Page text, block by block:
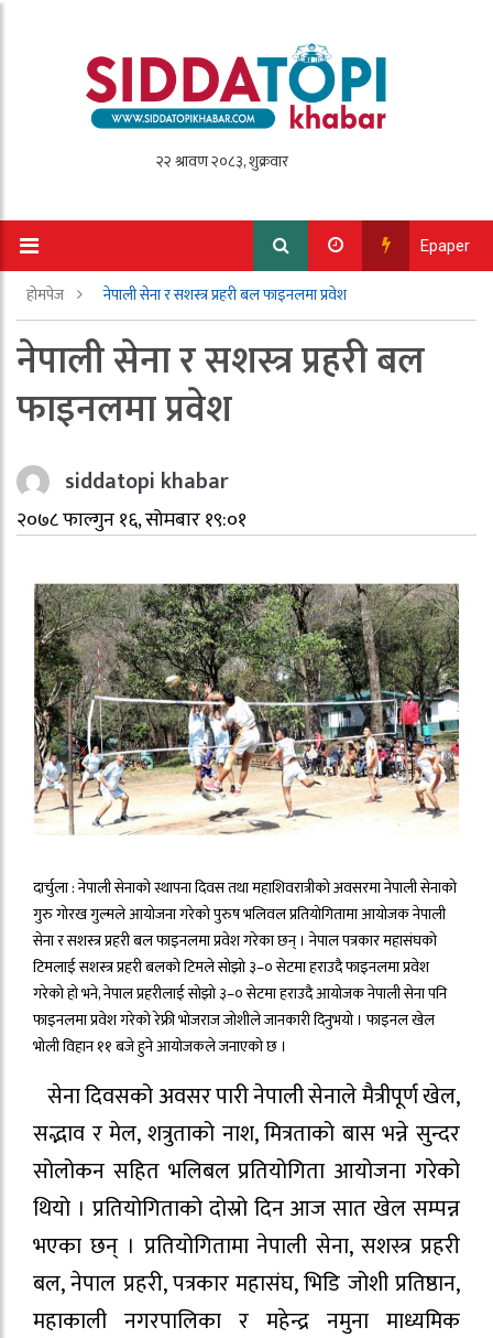
Epaper
होमपेज नेपाली सेना र सशस्त्र प्रहरी बल फाइनलमा प्रवेश
नेपाली सेना र सशस्त्र प्रहरी बल
फाइनलमा प्रवेश
siddatopi khabar
२०७८ फाल्गुन १६, सोमबार १९:०१
दार्चुला : नेपाली सेनाको स्थापना दिवस तथा महाशिवरात्रीको अवसरमा नेपाली सेनाको
गुरु गोरख गुल्मले आयोजना गरेको पुरुष भलिवल प्रतियोगितामा आयोजक नेपाली
सेना र सशस्त्र प्रहरी बल फाइनलमा प्रवेश गरेका छन् । नेपाल पत्रकार महासंघको
टिमलाई सशस्त्र प्रहरी बलको टिमले सोझो ३–० सेटमा हराउदै फाइनलमा प्रवेश
गरेको हो भने, नेपाल प्रहरीलाई सोझो ३–० सेटमा हराउदै आयोजक नेपाली सेना पनि
फाइनलमा प्रवेश गरेको रेफ्री भोजराज जोशीले जानकारी दिनुभयो । फाइनल खेल
भोली विहान ११ बजे हुने आयोजकले जनाएको छ ।
सेना दिवसको अवसर पारी नेपाली सेनाले मैत्रीपूर्ण खेल,
सद्भाव र मेल, शत्रुताको नाश, मित्रताको बास भन्ने सुन्दर
सोलोकन सहित भलिबल प्रतियोगिता आयोजना गरेको
थियो । प्रतियोगिताको दोस्रो दिन आज सात खेल सम्पन्न
भएका छन् । प्रतियोगितामा नेपाली सेना, सशस्त्र प्रहरी
बल, नेपाल प्रहरी, पत्रकार महासंघ, भिडि जोशी प्रतिष्ठान,
महाकाली नगरपालिका र महेन्द्र नमुना माध्यमिक